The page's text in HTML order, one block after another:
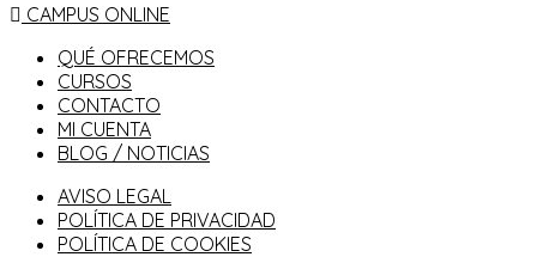
CAMPUS ONLINE
QUÉ OFRECEMOS
CURSOS
CONTACTO
MI CUENTA
BLOG / NOTICIAS
AVISO LEGAL
POLÍTICA DE PRIVACIDAD
POLÍTICA DE COOKIES